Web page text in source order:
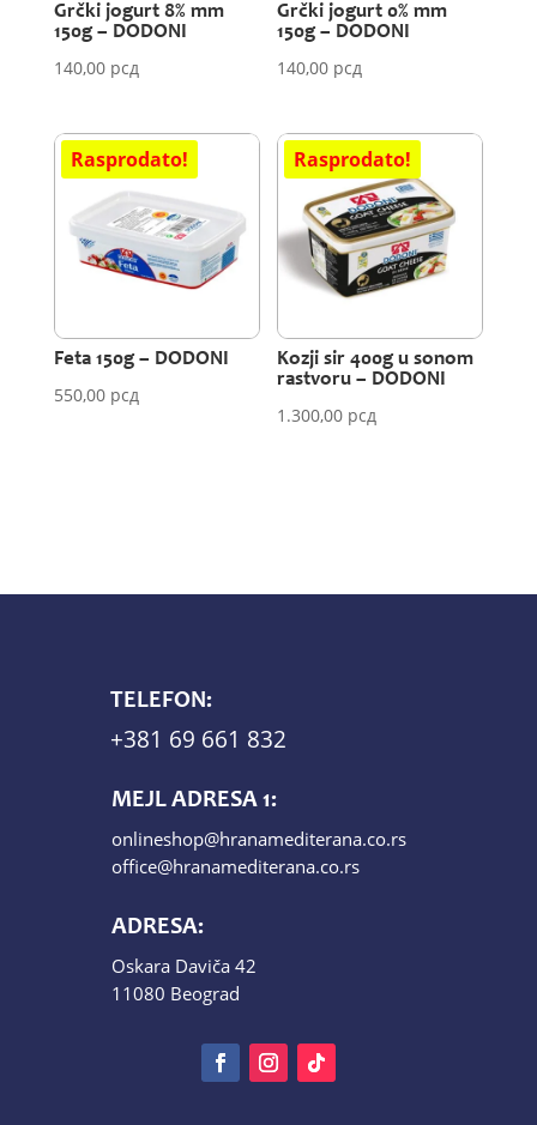
Grčki jogurt 8% mm
150g – DODONI
140,00 рсд
Grčki jogurt 0% mm
150g – DODONI
140,00 рсд
Feta 150g – DODONI
550,00 рсд
Kozji sir 400g u sonom
rastvoru – DODONI
1.300,00 рсд
TELEFON:
+381 69 661 832
MEJL ADRESA 1:
onlineshop@hranamediterana.co.rs
office@hranamediterana.co.rs
ADRESA:
Oskara Daviča 42
11080 Beograd